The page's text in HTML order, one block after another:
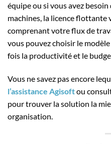
équipe ou si vous avez
machines, la licence flottante
comprenant votre flux de
vous pouvez choisir le
fois la productivité et le
Vous ne savez pas encore
l’assistance Agisoftou
pour trouver la solution la
organisation.